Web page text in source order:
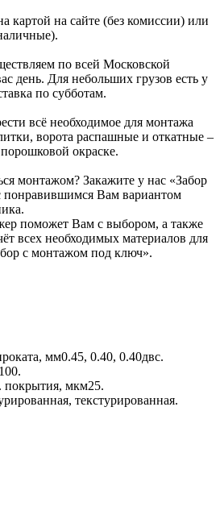
картой на сайте (без комиссии) или
по всей Московской
день. Для небольших грузов есть у
по субботам.
всё необходимое для монтажа
ворота распашные и откатные –
окраске.
монтажом? Закажите у нас «Забор
Вам вариантом
поможет Вам с выбором, а также
всех необходимых материалов для
с монтажом под ключ».
мм0.45, 0.40, 0.40двс.
100.
покрытия, мкм25.
текстурированная.